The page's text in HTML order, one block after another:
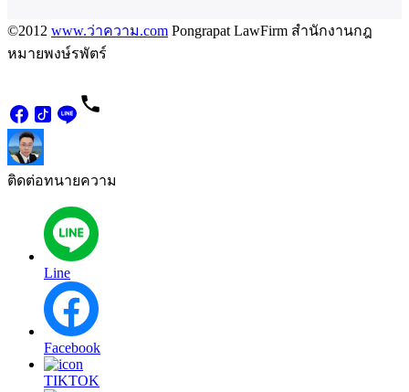
©2012 www.ว่าความ.com Pongrapat LawFirm สำนักงานกฎ
หมายพงษ์รพัตร์
ติดต่อทนายความ
Line
Facebook
TIKTOK